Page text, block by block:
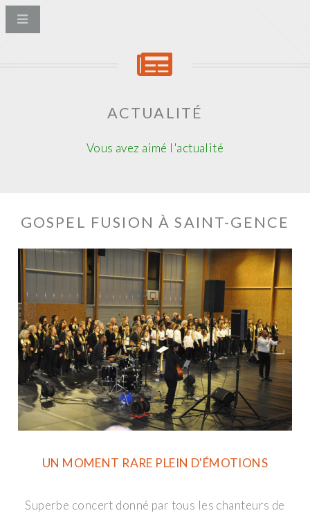
ACTUALITÉ
Vous avez aimé l'actualité
GOSPEL FUSION À SAINT-GENCE
UN MOMENT RARE PLEIN D'ÉMOTIONS
Superbe concert donné par tous les chanteurs de